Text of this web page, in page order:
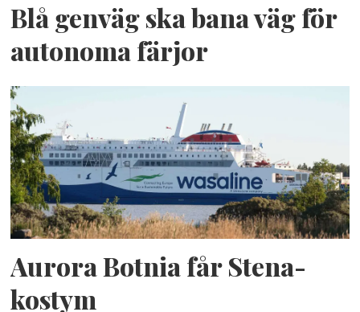
Blå genväg ska bana väg för
autonoma färjor
Aurora Botnia får Stena-
kostym